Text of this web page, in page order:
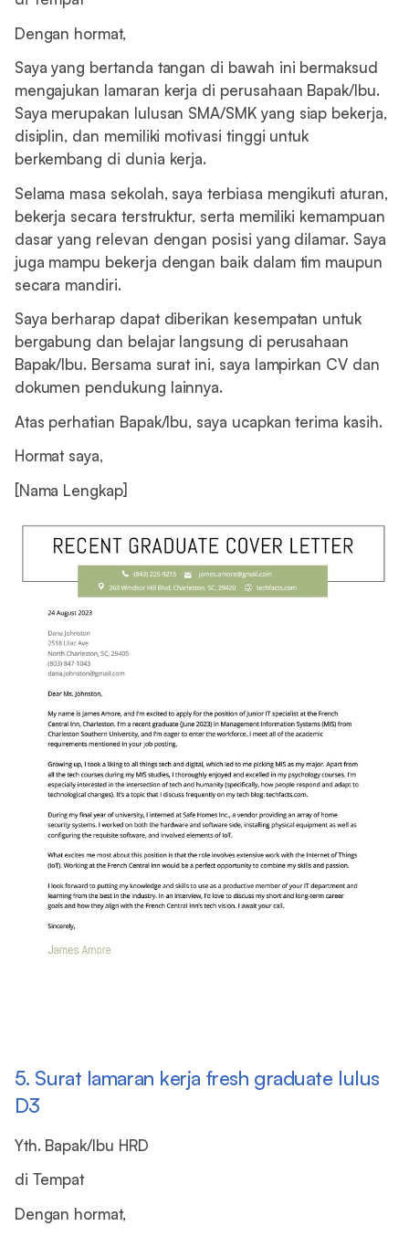
Dengan hormat,
Saya yang bertanda tangan di bawah ini bermaksud
mengajukan lamaran kerja di perusahaan Bapak/Ibu.
Saya merupakan lulusan SMA/SMK yang siap bekerja,
disiplin, dan memiliki motivasi tinggi untuk
berkembang di dunia kerja.
Selama masa sekolah, saya terbiasa mengikuti aturan,
bekerja secara terstruktur, serta memiliki kemampuan
dasar yang relevan dengan posisi yang dilamar. Saya
juga mampu bekerja dengan baik dalam tim maupun
secara mandiri.
Saya berharap dapat diberikan kesempatan untuk
bergabung dan belajar langsung di perusahaan
Bapak/Ibu. Bersama surat ini, saya lampirkan CV dan
dokumen pendukung lainnya.
Atas perhatian Bapak/Ibu, saya ucapkan terima kasih.
Hormat saya,
[Nama Lengkap]
5. Surat lamaran kerja fresh graduate lulus
D3
Yth. Bapak/Ibu HRD
di Tempat
Dengan hormat,